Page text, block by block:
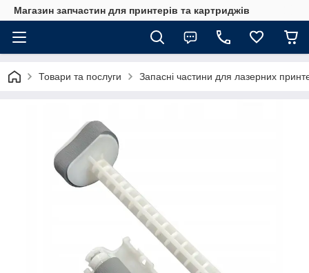
Магазин запчастин для принтерів та картриджів
Товари та послуги Запасні частини для лазерних